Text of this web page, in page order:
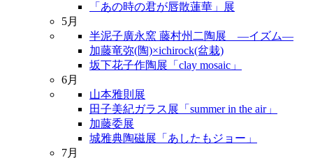
「あの時の君が唇散蓮華」展
5月
半泥子廣永窯 藤村州二陶展 ―イズム―
加藤竜弥(陶)×ichirock(盆栽)
坂下花子作陶展「clay mosaic」
6月
山本雅則展
田子美紀ガラス展「summer in the air」
加藤委展
城雅典陶磁展「あしたもジョー」
7月